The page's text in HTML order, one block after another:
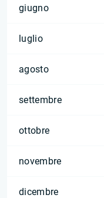
giugno
luglio
agosto
settembre
ottobre
novembre
dicembre